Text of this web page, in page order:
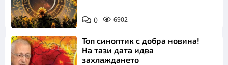
0 6902
Топ синоптик с добра новина!
На тази дата идва
захлаждането